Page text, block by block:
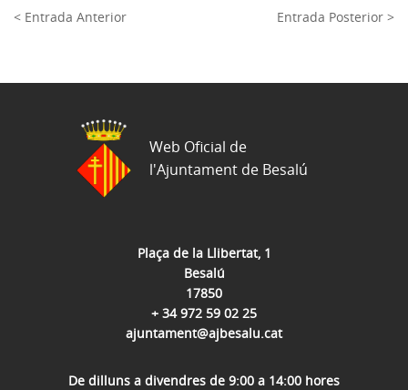
< Entrada Anterior Entrada Posterior >
Plaça de la Llibertat, 1
Besalú
17850
+ 34 972 59 02 25
ajuntament@ajbesalu.cat
De dilluns a divendres de 9:00 a 14:00 hores
Web Oficial de
l'Ajuntament de Besalú